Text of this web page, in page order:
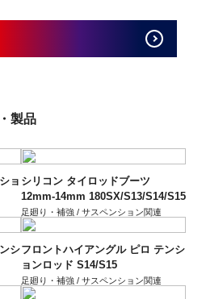
製品
ョ シリコン タイロッドブーツ
12mm-14mm 180SX/S13/S14/S15
足廻り・補強 / サスペンション関連
シフロントハイアングル ピロ テンシ
ョンロッド S14/S15
足廻り・補強 / サスペンション関連